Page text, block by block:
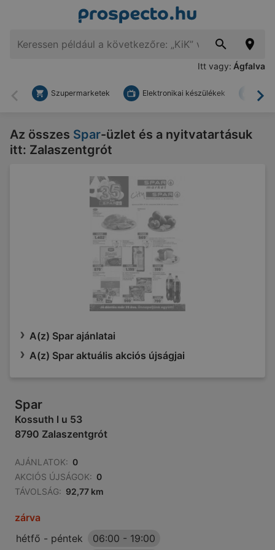
Itt vagy: Ágfalva
Vissza
Szupermarketek Elektronikai készülékek
Az összes Spar-üzlet és a nyitvatartásuk
itt: Zalaszentgrót
A(z) Spar ajánlatai
A(z) Spar aktuális akciós újságjai
Spar
Kossuth l u 53
8790 Zalaszentgrót
AJÁNLATOK: 0
AKCIÓS ÚJSÁGOK: 0
TÁVOLSÁG: 92,77 km
zárva
hétfő - péntek
06:00 - 19:00